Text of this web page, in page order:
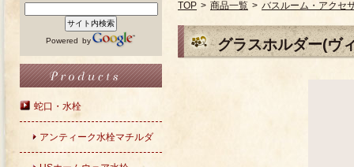
Powered by
蛇口・水栓
アンティーク水栓マチルダ
TOP > 商品一覧 > バスルーム・アクセ
グラスホルダー(ヴ